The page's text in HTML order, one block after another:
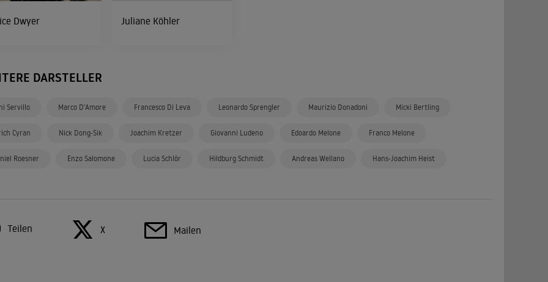
Dwyer Juliane Köhler
DARSTELLER
Servillo Marco D'Amore Francesco Di Leva Leonardo Sprengler Maurizio Donadoni Micki Bertling
Cyran Nick Dong-Sik Joachim Kretzer Giovanni Ludeno Edoardo Melone Franco Melone
Roesner Enzo Salomone Lucia Schlör Hildburg Schmidt Andreas Wellano Hans-Joachim Heist
Teilen X Mailen